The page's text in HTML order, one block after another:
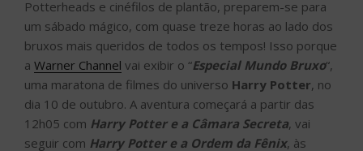
Potterheads e cinéfilos de plantão, preparem-se para
um sábado mágico, com quase treze horas ao lado dos
bruxos mais queridos de todos os tempos! Isso porque
a Warner Channel vai exibir o “Especial Mundo Bruxo“,
uma maratona de filmes do universo Harry Potter, no
dia 10 de outubro. A aventura começará a partir das
12h05 com Harry Potter e a Câmara Secreta, vai
seguir com Harry Potter e a Ordem da Fênix, às